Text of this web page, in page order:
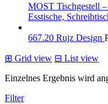
MOST Tischgestell
Esstische,
667.20 Rujz Design
⊞ Grid view ⊟ List view
Einzelnes Ergebnis wird
Filter